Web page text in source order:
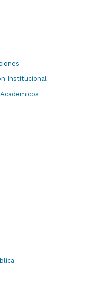
Institucional